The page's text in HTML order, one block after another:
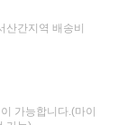
간지역 배송비
가능합니다.(마이